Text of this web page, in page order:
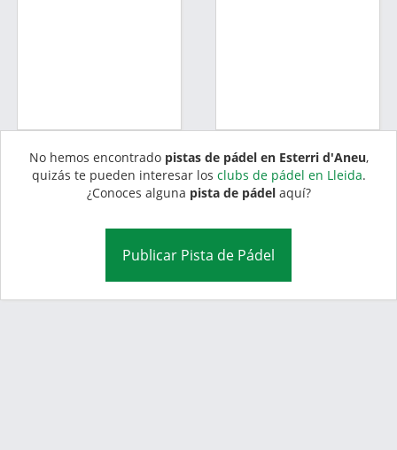
No hemos encontrado pistas de pádel en Esterri d'Aneu,
quizás te pueden interesar los clubs de pádel en Lleida.
¿Conoces alguna pista de pádelaquí?
Publicar Pista de Pádel